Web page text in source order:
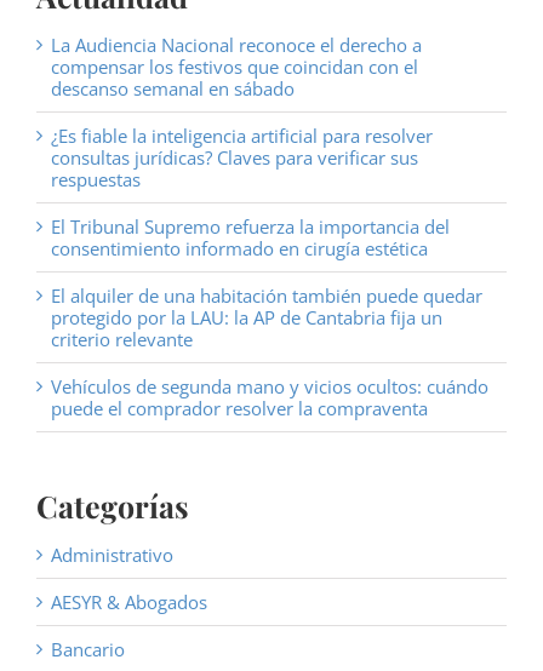
La Audiencia Nacional reconoce el derecho a
compensar los festivos que coincidan con el
descanso semanal en sábado
¿Es fiable la inteligencia artificial para resolver
consultas jurídicas? Claves para verificar sus
respuestas
El Tribunal Supremo refuerza la importancia del
consentimiento informado en cirugía estética
El alquiler de una habitación también puede quedar
protegido por la LAU: la AP de Cantabria fija un
criterio relevante
Vehículos de segunda mano y vicios ocultos: cuándo
puede el comprador resolver la compraventa
Categorías
Administrativo
AESYR & Abogados
Bancario